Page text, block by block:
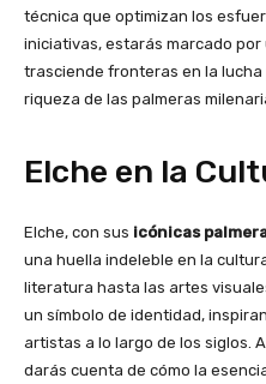
técnica que optimizan los
iniciativas, estarás marcado
trasciende fronteras en la
riqueza de las palmeras
Elche en la
Elche, con sus icónicas
una huella indeleble en la
literatura hasta las artes
un símbolo de identidad,
artistas a lo largo de los siglos.
darás cuenta de cómo la